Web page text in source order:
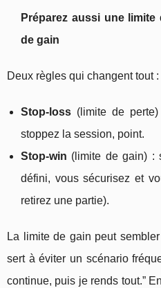
Préparez aussi une
de gain
Deux règles qui changent tout :
Stop-loss (limite de
stoppez la session, point.
Stop-win (limite de gain) :
défini, vous sécurisez et
retirez une partie).
La limite de gain peut
sert à éviter un scénario
continue, puis je rends tout.”